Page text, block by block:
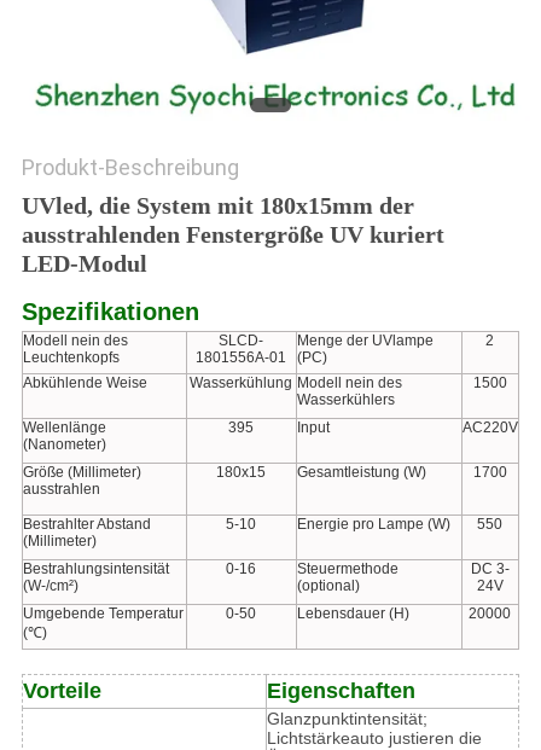
Produkt-Beschreibung
UVled, die System mit 180x15mm der
ausstrahlenden Fenstergröße UV kuriert
LED-Modul
Spezifikationen
Modell nein des
Leuchtenkopfs
SLCD-
1801556A-01
Menge der UVlampe
(PC)
2
Abkühlende Weise Wasserkühlung Modell nein des
Wasserkühlers
1500
Wellenlänge
(Nanometer)
395 Input AC220V
Größe (Millimeter)
ausstrahlen
180x15 Gesamtleistung (W) 1700
Bestrahlter Abstand
(Millimeter)
5-10 Energie pro Lampe (W) 550
Bestrahlungsintensität
(W-/cm²)
0-16
Steuermethode
(optional)
DC 3-
24V
Umgebende Temperatur
(℃)
0-50 Lebensdauer (H) 20000
Vorteile Eigenschaften
Glanzpunktintensität;
Lichtstärkeauto justieren die